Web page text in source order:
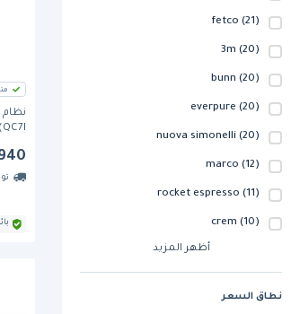
fetco (21)
3m (20)
bunn (20)
everpure (20)
nuova simonelli (20)
marco (12)
rocket espresso (11)
crem (10)
أظهر المزيد
نطاق السعر
QC7I) من إيفربيور